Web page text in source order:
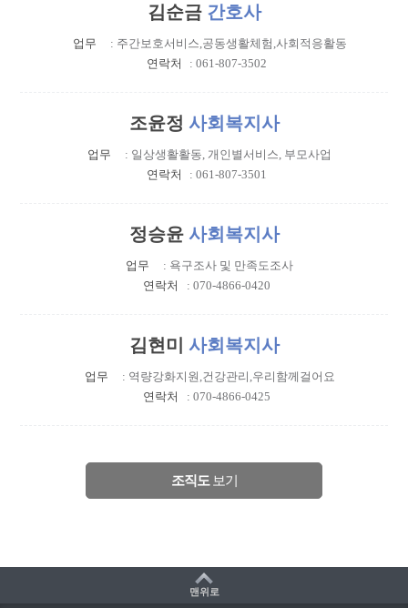
김순금 간호사
업무
: 주간보호서비스,공동생활체험,사회적응활동
연락처
: 061-807-3502
조윤정 사회복지사
업무
: 일상생활활동, 개인별서비스, 부모사업
연락처
: 061-807-3501
정승윤 사회복지사
업무
: 욕구조사 및 만족도조사
연락처
: 070-4866-0420
김현미 사회복지사
업무
: 역량강화지원,건강관리,우리함께걸어요
연락처
: 070-4866-0425
조직도 보기
맨위로